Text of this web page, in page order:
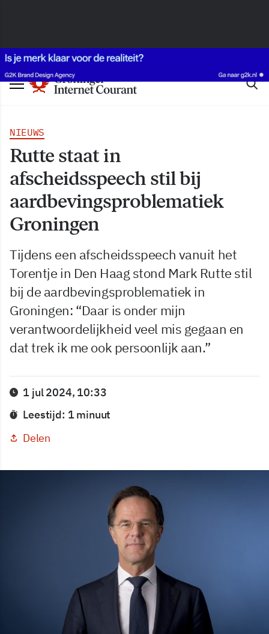
NIEUWS
Rutte staat in
afscheidsspeech stil bij
aardbevingsproblematiek
Groningen
Tijdens een afscheidsspeech vanuit het
Torentje in Den Haag stond Mark Rutte stil
bij de aardbevingsproblematiek in
Groningen: “Daar is onder mijn
verantwoordelijkheid veel mis gegaan en
dat trek ik me ook persoonlijk aan.”
1 jul 2024, 10:33
Leestijd: 1 minuut
Delen